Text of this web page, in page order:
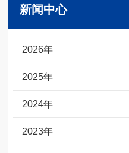
新闻中心
2026年
2025年
2024年
2023年